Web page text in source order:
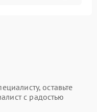
оставьте
с радостью